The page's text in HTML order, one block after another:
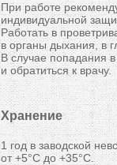
При работе
индивидуальной
Работать в
в органы дыхания, в
В случае попадания
и обратиться к врачу.
Хранение
1 год в заводской
от +5°C до +35°C.